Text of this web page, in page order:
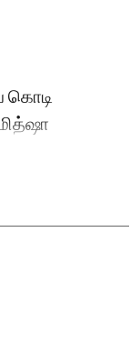
கொடி